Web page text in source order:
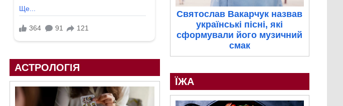
АСТРОЛОГІЯ
Святослав Вакарчук назвав
українські пісні, які
сформували його музичний
смак
ЇЖА